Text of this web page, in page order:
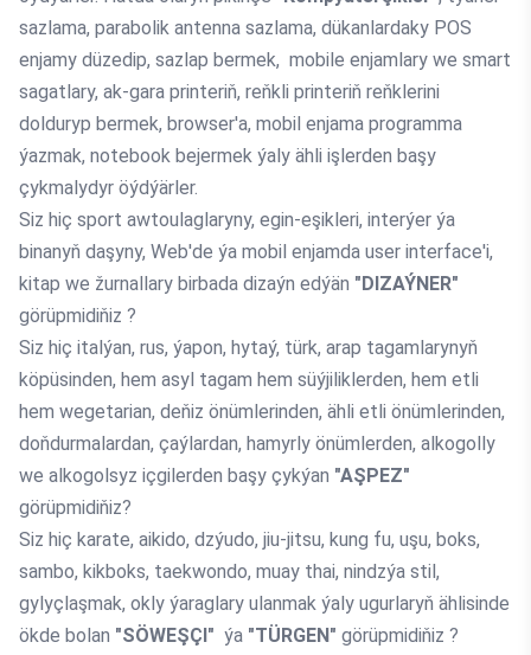
sazlama, parabolik antenna sazlama, dükanlardaky POS
enjamy düzedip, sazlap bermek, mobile enjamlary we smart
sagatlary, ak-gara printeriň, reňkli printeriň reňklerini
dolduryp bermek, browser'a, mobil enjama programma
ýazmak, notebook bejermek ýaly ähli işlerden başy
çykmalydyr öýdýärler.
Siz hiç sport awtoulaglaryny, egin-eşikleri, interýer ýa
binanyň daşyny, Web'de ýa mobil enjamda user interface'i,
kitap we žurnallary birbada dizaýn edýän "DIZAÝNER"
görüpmidiňiz ?
Siz hiç italýan, rus, ýapon, hytaý, türk, arap tagamlarynyň
köpüsinden, hem asyl tagam hem süýjiliklerden, hem etli
hem wegetarian, deňiz önümlerinden, ähli etli önümlerinden,
doňdurmalardan, çaýlardan, hamyrly önümlerden, alkogolly
we alkogolsyz içgilerden başy çykýan "AŞPEZ"
görüpmidiňiz?
Siz hiç karate, aikido, dzýudo, jiu-jitsu, kung fu, uşu, boks,
sambo, kikboks, taekwondo, muay thai, nindzýa stil,
gylyçlaşmak, okly ýaraglary ulanmak ýaly ugurlaryň ählisinde
ökde bolan "SÖWEŞÇI" ýa "TÜRGEN" görüpmidiňiz ?